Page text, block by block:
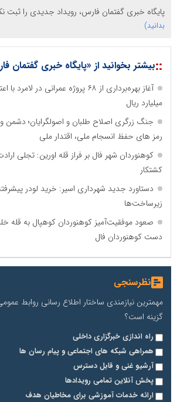
پایگاه خبری گفتمان فارس، رویداد جدیدی را ثبت
بدانید)
::بیشتر بخوانید از «پایگاه خبری گفتمان
میلیارد ریال
جنگ زرگری اصلاح طلبان و اصولگرایان؛ دشمن
رمز های حفظ انسجام ملی، اقتدار ملی
کوهنوردان شهر فال بر فراز قله اورین: تجلی
کشتکار
دستاورد جدید شهرداری اسیر: خرید لودر
زیرساخت‌ها
صعود موفقیت‌آمیز کوهنوردان کوهپال به قله
دست کوهنوردان فال
نظرسنجی
مهمترین نیازمندی ساختار اطلاع رسانی روابط
گزینه است؟
راه اندازی خبرگزاری داخلی
همراهی شبکه های اجتماعی و پیام رسان ها
آرشیو غنی و قابل دسترس
پخش آنلاین تمامی رویدادها
ارائه خدمات آموزشی برای مخاطیان هدف